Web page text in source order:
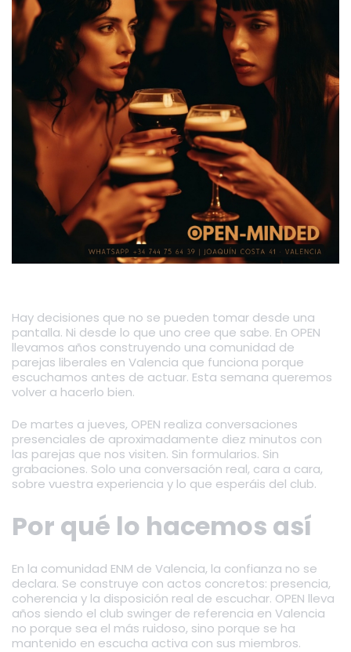
Hay decisiones que no se pueden tomar desde una
pantalla. Ni desde lo que uno cree que sabe. En OPEN
llevamos años construyendo una comunidad de
parejas liberales en Valencia que funciona porque
escuchamos antes de actuar. Esta semana queremos
volver a hacerlo bien.
De martes a jueves, OPEN realiza conversaciones
presenciales de aproximadamente diez minutos con
las parejas que nos visiten. Sin formularios. Sin
grabaciones. Solo una conversación real, cara a cara,
sobre vuestra experiencia y lo que esperáis del club.
Por qué lo hacemos así
En la comunidad ENM de Valencia, la confianza no se
declara. Se construye con actos concretos: presencia,
coherencia y la disposición real de escuchar. OPEN lleva
años siendo el club swinger de referencia en Valencia
no porque sea el más ruidoso, sino porque se ha
mantenido en escucha activa con sus miembros.